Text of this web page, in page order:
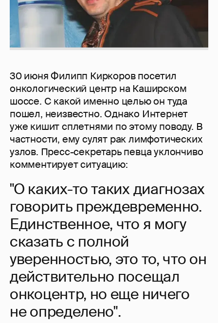
30 июня Филипп Киркоров посетил
онкологический центр на Каширском
шоссе. С какой именно целью он туда
пошел, неизвестно. Однако Интернет
уже кишит сплетнями по этому поводу. В
частности, ему сулят рак лимфотических
узлов. Пресс-секретарь певца уклончиво
комментирует ситуацию:
"О каких-то таких диагнозах
говорить преждевременно.
Единственное, что я могу
сказать с полной
уверенностью, это то, что он
действительно посещал
онкоцентр, но еще ничего
не определено".